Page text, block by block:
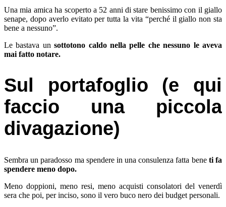
Una mia amica ha scoperto a 52 anni di stare benissimo con il giallo
senape, dopo averlo evitato per tutta la vita “perché il giallo non sta
bene a nessuno”.
Le bastava un sottotono caldo nella pelle che nessuno le aveva
mai fatto notare.
Sul portafoglio (e qui
faccio una piccola
divagazione)
Sembra un paradosso ma spendere in una consulenza fatta bene ti fa
spendere meno dopo.
Meno doppioni, meno resi, meno acquisti consolatori del venerdì
sera che poi, per inciso, sono il vero buco nero dei budget personali.